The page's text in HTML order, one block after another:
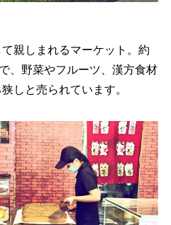
親しまれるマーケット。約
、野菜やフルーツ、漢方食材
しと売られています。